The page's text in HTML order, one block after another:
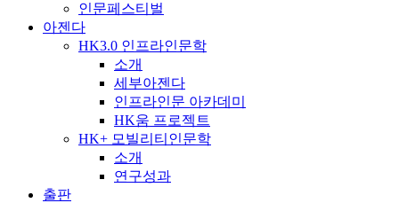
인문페스티벌
아젠다
HK3.0 인프라인문학
소개
세부아젠다
인프라인문 아카데미
HK움 프로젝트
HK+ 모빌리티인문학
소개
연구성과
출판